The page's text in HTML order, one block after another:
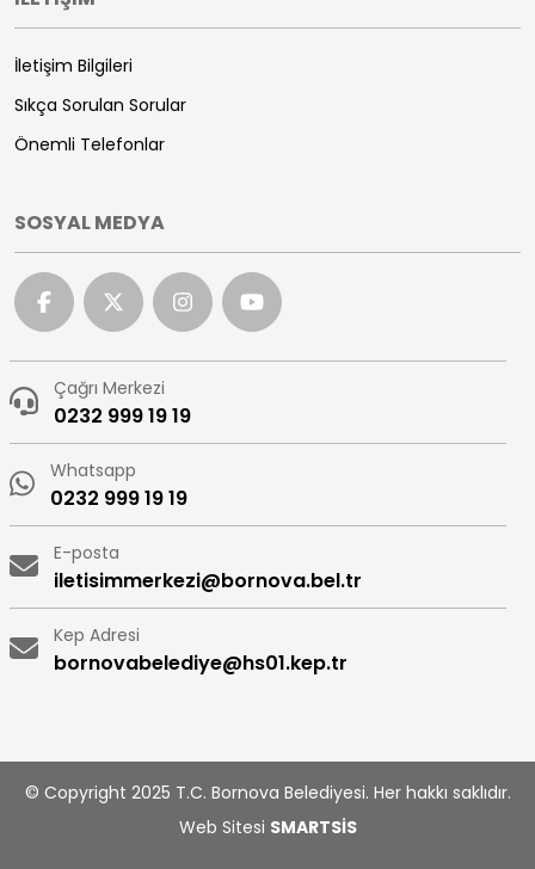
İletişim Bilgileri
Sıkça Sorulan Sorular
Önemli Telefonlar
SOSYAL MEDYA
Çağrı Merkezi
0232 999 19 19
Whatsapp
0232 999 19 19
E-posta
iletisimmerkezi@bornova.bel.tr
Kep Adresi
bornovabelediye@hs01.kep.tr
© Copyright 2025 T.C. Bornova Belediyesi. Her hakkı saklıdır.
Web Sitesi SMARTSİS